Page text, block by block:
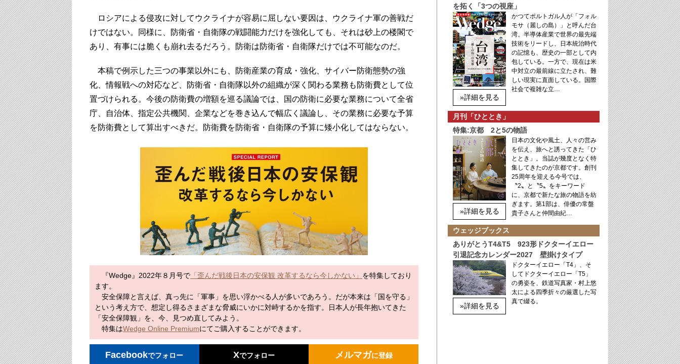
ロシアによる侵攻に対してウクライナが容易に屈しない要因は、ウクライナ軍の善戦だ
けではない。同様に、防衛省・自衛隊の戦闘能力だけを強化しても、それは砂上の楼閣で
あり、有事には脆くも崩れ去るだろう。防衛は防衛省・自衛隊だけでは不可能なのだ。
本稿で例示した三つの事業以外にも、防衛産業の育成・強化、サイバー防衛態勢の強
化、情報戦への対応など、防衛省・自衛隊以外の組織が深く関わる業務も防衛費として位
置づけられる。今後の防衛費の増額を巡る議論では、国の防衛に必要な業務について全省
庁、自治体、指定公共機関、企業などを巻き込んで幅広く議論し、その業務に必要な予算
を防衛費として算出すべきだ。防衛費を防衛省・自衛隊の予算に矮小化してはならない。
『Wedge』2022年８月号で 「歪んだ戦後日本の安保観 改革するなら今しかない」 を特集しており
ます。
安全保障と言えば、真っ先に「軍事」を思い浮かべる人が多いであろう。だが本来は「国を守る」
という考え方で、想定し得るさまざまな脅威にいかに対峙するかを指す。日本人が長年抱いてきた
「安全保障観」を、今、見つめ直してみよう。
特集はWedge Online Premiumにてご購入することができます。
Facebookでフォロー Xでフォロー メルマガに登録
を拓く「3つの視座」
»詳細を見る
かつてポルトガル人が「フォル
モサ（麗しの島）」と呼んだ台
湾。半導体産業で世界の最先端
技術をリードし、日本統治時代
の記憶も、歴史の一部として内
包している。一方で、現在は米
中対立の最前線に立たされ、難
しい現実に直面している。国際
社会で複雑な立…
月刊「ひととき」
特集:京都 2と5の物語
»詳細を見る
日本の文化や風土、人々の営み
を伝え、旅へと誘ってきた「ひ
ととき」。当誌が幾度となく特
集してきたのが京都です。創刊
25周年を迎える今号では、
〝2〟と〝5〟をキーワード
に、京都で新たな旅の物語を紡
ぎます。第1部は、俳優の常盤
貴子さんと仲間由紀…
ウェッジブックス
ありがとうT4&T5 923形ドクターイエロー
引退記念カレンダー2027 壁掛けタイプ
»詳細を見る
ドクターイエロー「T4」、そ
してドクターイエロー「T5」
の勇姿を、鉄道写真家・村上悠
太による四季折々の厳選した写
真で綴る。